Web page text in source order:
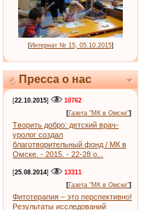
[Интернат № 15, 05.10.2015]
Пресса о нас
[22.10.2015]
10762
[Газета "МК в Омске"]
Творить добро: детский врач-
уролог создал
благотворительный фонд / МК в
Омске. - 2015. - 22-28 о...
[25.08.2014]
13311
[Газета "МК в Омске"]
Фитотерапия – это перспективно!
Результаты исследований